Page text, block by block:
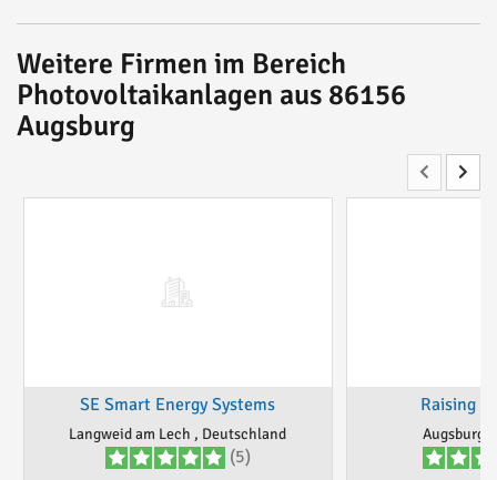
Weitere Firmen im Bereich
Photovoltaikanlagen aus 86156
Augsburg
SE Smart Energy Systems
Langweid am Lech , Deutschland
(5)
Raising
Augsburg,